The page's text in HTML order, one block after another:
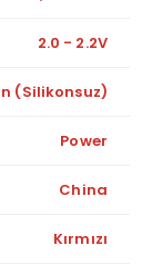
2.0 - 2.2V
(Silikonsuz)
Power
China
Kırmızı